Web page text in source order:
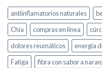
antiinflamatorios naturales
Chía
compras en línea
dolores reumáticos
energía
Fatiga
fibra con sabor a